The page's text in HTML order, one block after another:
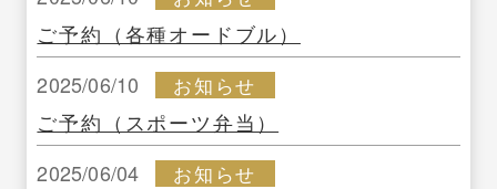
ご予約（各種オードブル）
2025/06/10
お知らせ
ご予約（スポーツ弁当）
2025/06/04
お知らせ